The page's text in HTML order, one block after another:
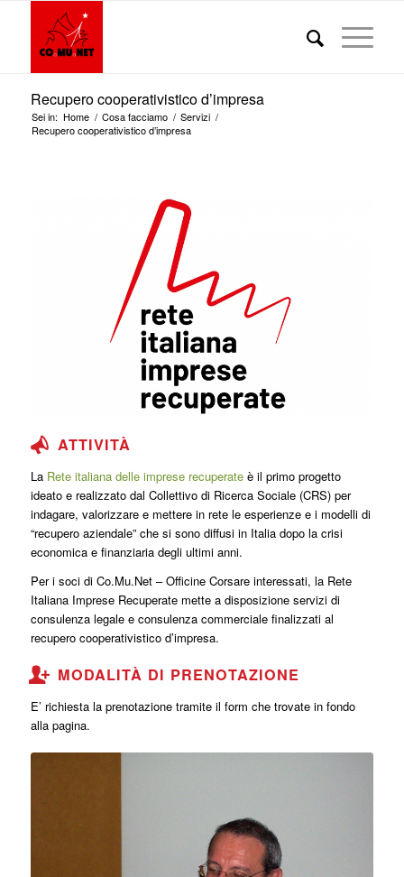
Recupero cooperativistico d’impresa
Sei in: Home / Cosa facciamo / Servizi /
Recupero cooperativistico d’impresa
ATTIVITÀ
La Rete italiana delle imprese recuperateè il primo progetto
ideato e realizzato dal Collettivo di Ricerca Sociale (CRS) per
indagare, valorizzare e mettere in rete le esperienze e i modelli di
“recupero aziendale” che si sono diffusi in Italia dopo la crisi
economica e finanziaria degli ultimi anni.
Per i soci di Co.Mu.Net – Officine Corsare interessati, la Rete
Italiana Imprese Recuperate mette a disposizione servizi di
consulenza legale e consulenza commerciale finalizzati al
recupero cooperativistico d’impresa.
MODALITÀ DI PRENOTAZIONE
E’ richiesta la prenotazione tramite il form che trovate in fondo
alla pagina.